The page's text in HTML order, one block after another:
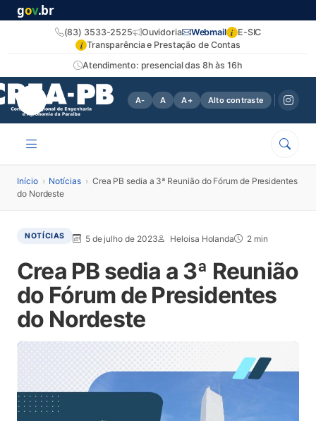
gov.br
Atendimento: presencial das 8h às 16h
(83) 3533-2525 Ouvidoria Webmail i E-SIC
i Transparência e Prestação de Contas
A- A A+ Alto contraste
Início › Notícias › Crea PB sedia a 3ª Reunião do Fórum de Presidentes
do Nordeste
NOTÍCIAS 5 de julho de 2023 Heloisa Holanda 2 min
Crea PB sedia a 3ª Reunião
do Fórum de Presidentes
do Nordeste